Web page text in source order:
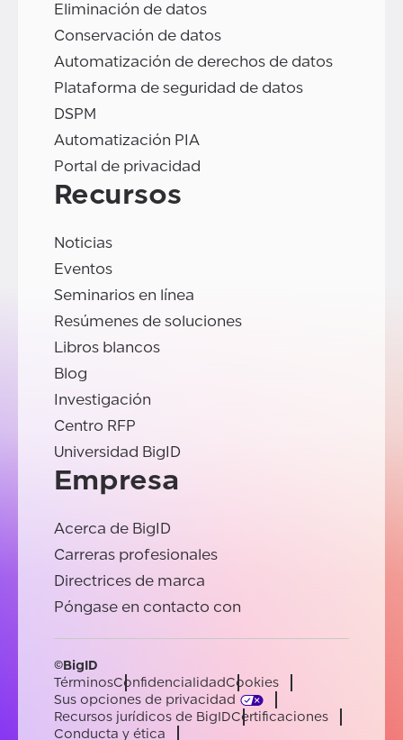
Eliminación de datos
Conservación de datos
Automatización de derechos de datos
Plataforma de seguridad de datos
DSPM
Automatización PIA
Portal de privacidad
Recursos
Noticias
Eventos
Seminarios en línea
Resúmenes de soluciones
Libros blancos
Blog
Investigación
Centro RFP
Universidad BigID
Empresa
Acerca de BigID
Carreras profesionales
Directrices de marca
Póngase en contacto con
©BigID
TérminosConfidencialidadCookies
Sus opciones de privacidad
Recursos jurídicos de BigIDCertificaciones
Conducta y ética